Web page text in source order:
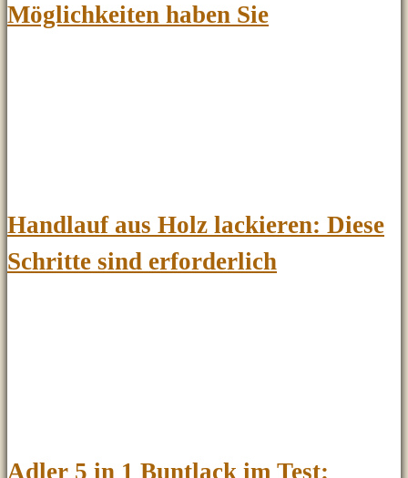
Möglichkeiten haben Sie
Handlauf aus Holz lackieren: Diese
Schritte sind erforderlich
Adler 5 in 1 Buntlack im Test: